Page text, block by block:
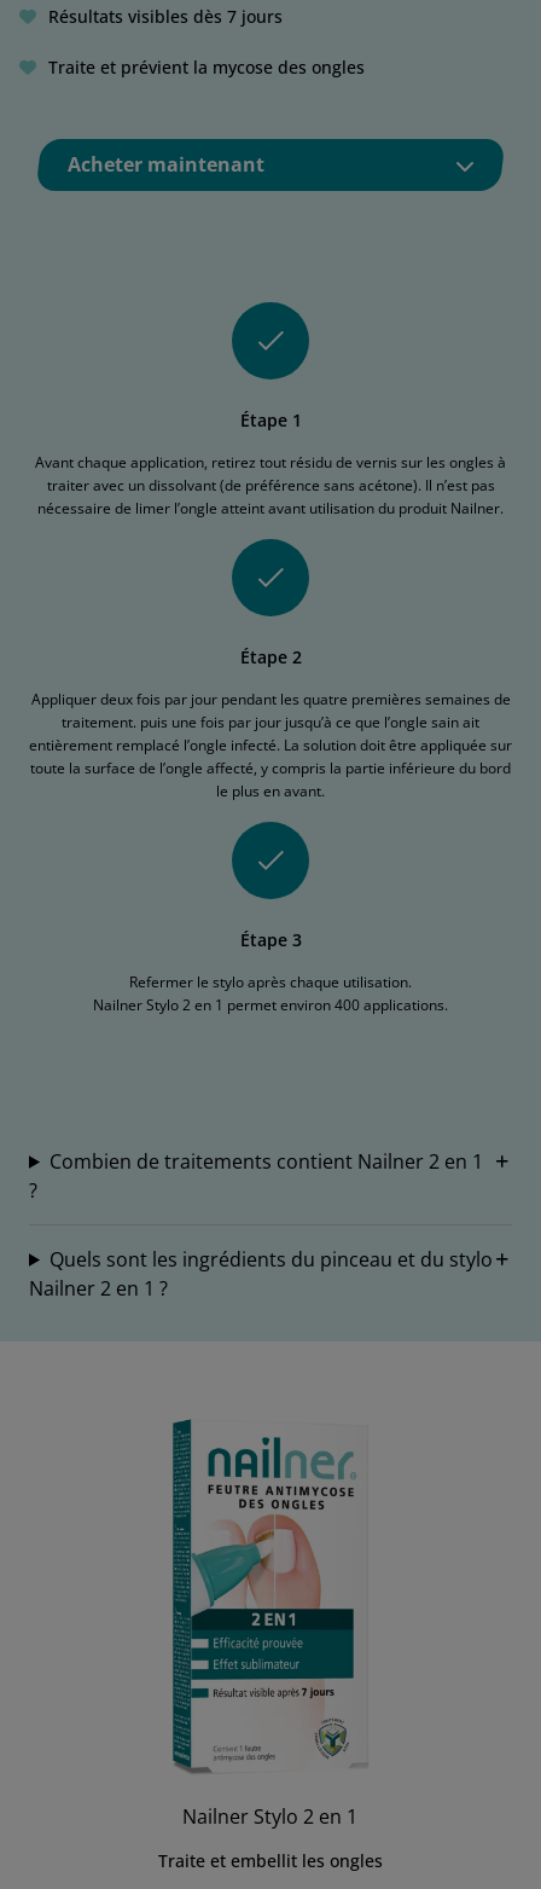
Résultats visibles dès 7 jours
Traite et prévient la mycose des ongles
Acheter maintenant
Étape 1
Avant chaque application, retirez tout résidu de vernis sur les ongles à
traiter avec un dissolvant (de préférence sans acétone). Il n’est pas
nécessaire de limer l’ongle atteint avant utilisation du produit Nailner.
Étape 2
Appliquer deux fois par jour pendant les quatre premières semaines de
traitement. puis une fois par jour jusqu’à ce que l’ongle sain ait
entièrement remplacé l’ongle infecté. La solution doit être appliquée sur
toute la surface de l’ongle affecté, y compris la partie inférieure du bord
le plus en avant.
Étape 3
Refermer le stylo après chaque utilisation.
Nailner Stylo 2 en 1 permet environ 400 applications.
Combien de traitements contient Nailner 2 en 1
?
Quels sont les ingrédients du pinceau et du stylo
Nailner 2 en 1 ?
Nailner Stylo 2 en 1
Traite et embellit les ongles